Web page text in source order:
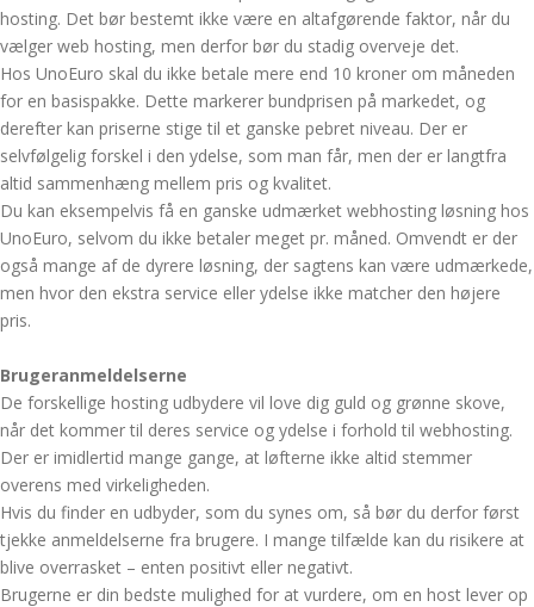
hosting. Det bør bestemt ikke være en altafgørende faktor, når du
vælger web hosting, men derfor bør du stadig overveje det.
Hos UnoEuro skal du ikke betale mere end 10 kroner om måneden
for en basispakke. Dette markerer bundprisen på markedet, og
derefter kan priserne stige til et ganske pebret niveau. Der er
selvfølgelig forskel i den ydelse, som man får, men der er langtfra
altid sammenhæng mellem pris og kvalitet.
Du kan eksempelvis få en ganske udmærket webhosting løsning hos
UnoEuro, selvom du ikke betaler meget pr. måned. Omvendt er der
også mange af de dyrere løsning, der sagtens kan være udmærkede,
men hvor den ekstra service eller ydelse ikke matcher den højere
pris.
Brugeranmeldelserne
De forskellige hosting udbydere vil love dig guld og grønne skove,
når det kommer til deres service og ydelse i forhold til webhosting.
Der er imidlertid mange gange, at løfterne ikke altid stemmer
overens med virkeligheden.
Hvis du finder en udbyder, som du synes om, så bør du derfor først
tjekke anmeldelserne fra brugere. I mange tilfælde kan du risikere at
blive overrasket – enten positivt eller negativt.
Brugerne er din bedste mulighed for at vurdere, om en host lever op